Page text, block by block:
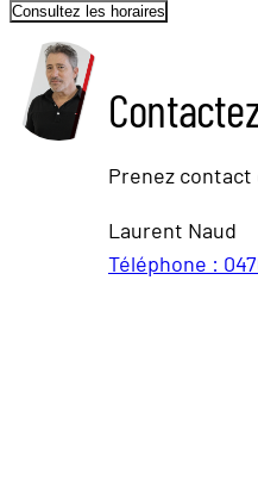
Consultez les horaires
Prenez
Laurent Naud
Téléphone :